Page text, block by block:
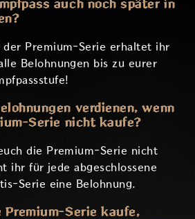
auch noch später in
der Premium-Serie erhaltet ihr
Belohnungen bis zu eurer
verdienen, wenn
Serie nicht kaufe?
die Premium-Serie nicht
ihr für jede abgeschlossene
Serie eine Belohnung.
Premium-Serie kaufe,